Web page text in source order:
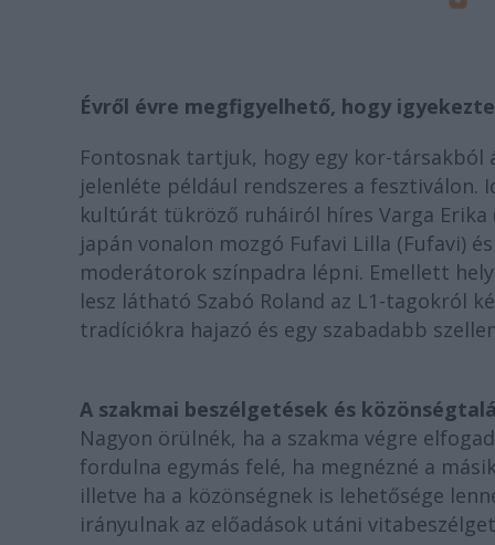
Évről évre megfigyelhető, hogy
Fontosnak tartjuk, hogy egy kor-
jelenléte például rendszeres a fesztiválon.
kultúrát tükröző ruháiról híres Varga Erika
japán vonalon mozgó Fufavi Lilla (Fufavi)
moderátorok színpadra lépni. Emellett
lesz látható Szabó Roland az L1-tagokról
tradíciókra hajazó és egy szabadabb
A szakmai beszélgetések és
Nagyon örülnék, ha a szakma végre
fordulna egymás felé, ha megnézné a
illetve ha a közönségnek is lehetősége
irányulnak az előadások utáni